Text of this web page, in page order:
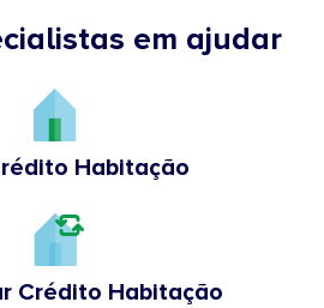
em ajudar
Habitação
Crédito Habitação